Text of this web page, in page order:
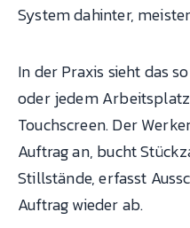
System dahinter,
In der Praxis sieht das
oder jedem
Touchscreen. Der
Auftrag an, bucht
Stillstände, erfasst
Auftrag wieder ab.